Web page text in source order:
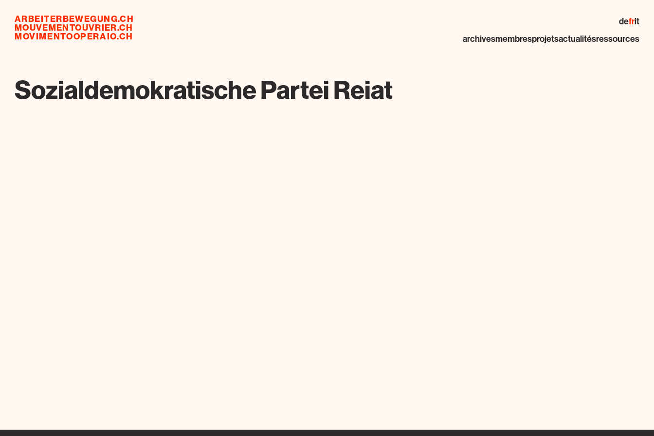
ARBEITERBEWEGUNG.CH
MOUVEMENTOUVRIER.CH
MOVIMENTOOPERAIO.CH
defrit
archivesmembresprojetsactualitésressources
Sozialdemokratische Partei Reiat